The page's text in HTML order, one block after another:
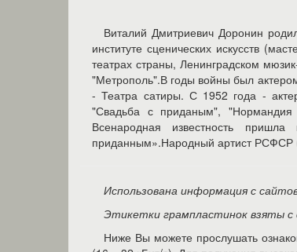
Виталий Дмитриевич Доронин
институте сценических искусств
театрах страны, Ленинградском
"Метрополь".В годы войны был
- Театра сатиры. С 1952 года -
"Свадьба с приданым",
Всенародная известность
приданным».Народный артист РСФСР
Использована информация с
Этикетки грампластинок взяты с
Ниже Вы можете прослушать